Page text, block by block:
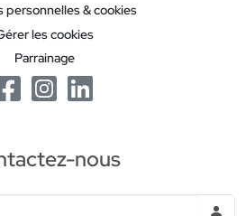
personnelles & cookies
les cookies
Parrainage
nous